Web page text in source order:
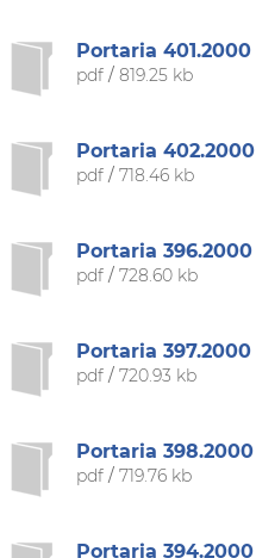
Portaria 401.2000
pdf/ 819.25 kb
Portaria 402.2000
pdf/ 718.46 kb
Portaria 396.2000
pdf/ 728.60 kb
Portaria 397.2000
pdf/ 720.93 kb
Portaria 398.2000
pdf/ 719.76 kb
Portaria 394.2000